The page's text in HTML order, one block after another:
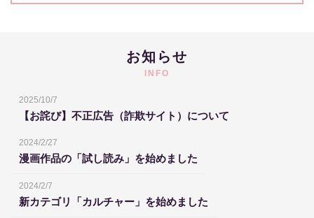
お知らせ
INFO
2025/10/7
【お詫び】不正広告（詐欺サイト）について
2024/2/27
漫画作品の「試し読み」を始めました
2024/2/7
新カテゴリ「カルチャー」を始めました